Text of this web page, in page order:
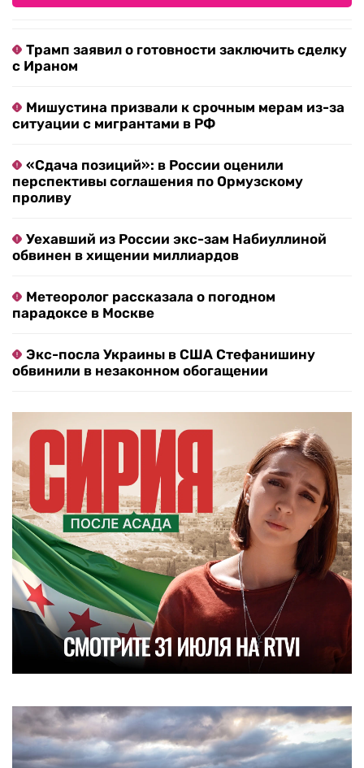
Трамп заявил о готовности заключить сделку
с Ираном
Мишустина призвали к срочным мерам из-за
ситуации с мигрантами в РФ
«Сдача позиций»: в России оценили
перспективы соглашения по Ормузскому
проливу
Уехавший из России экс-зам Набиуллиной
обвинен в хищении миллиардов
Метеоролог рассказала о погодном
парадоксе в Москве
Экс-посла Украины в США Стефанишину
обвинили в незаконном обогащении